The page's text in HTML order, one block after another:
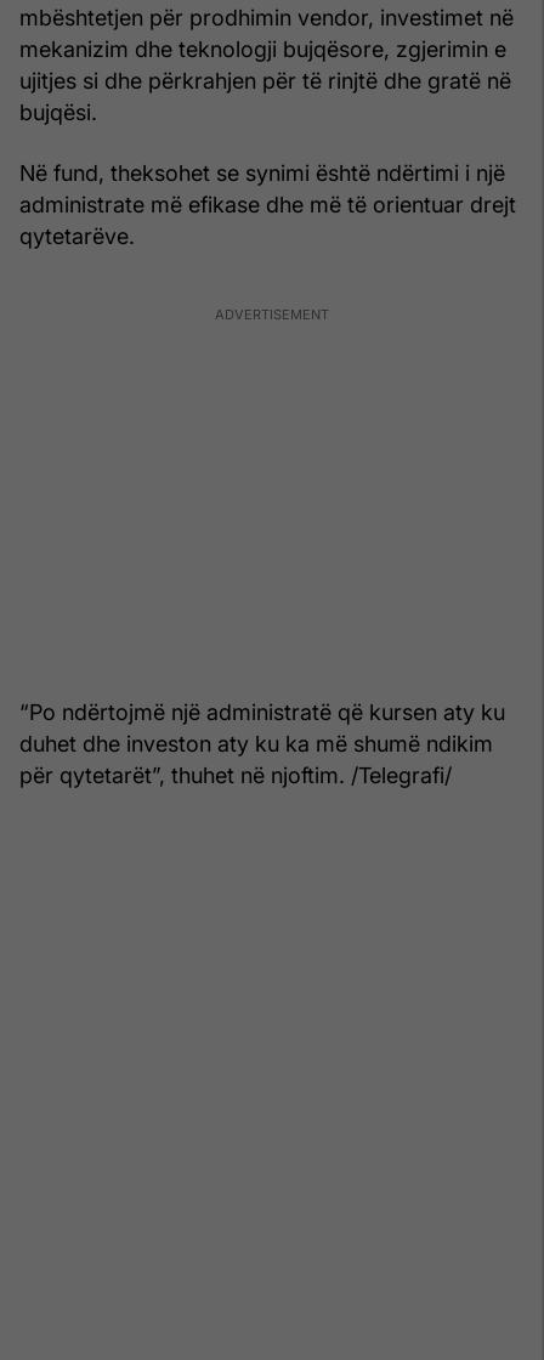
mbështetjen për prodhimin vendor, investimet në
mekanizim dhe teknologji bujqësore, zgjerimin e
ujitjes si dhe përkrahjen për të rinjtë dhe gratë në
bujqësi.
Në fund, theksohet se synimi është ndërtimi i një
administrate më efikase dhe më të orientuar drejt
qytetarëve.
“Po ndërtojmë një administratë që kursen aty ku
duhet dhe investon aty ku ka më shumë ndikim
për qytetarët”, thuhet në njoftim. /Telegrafi/